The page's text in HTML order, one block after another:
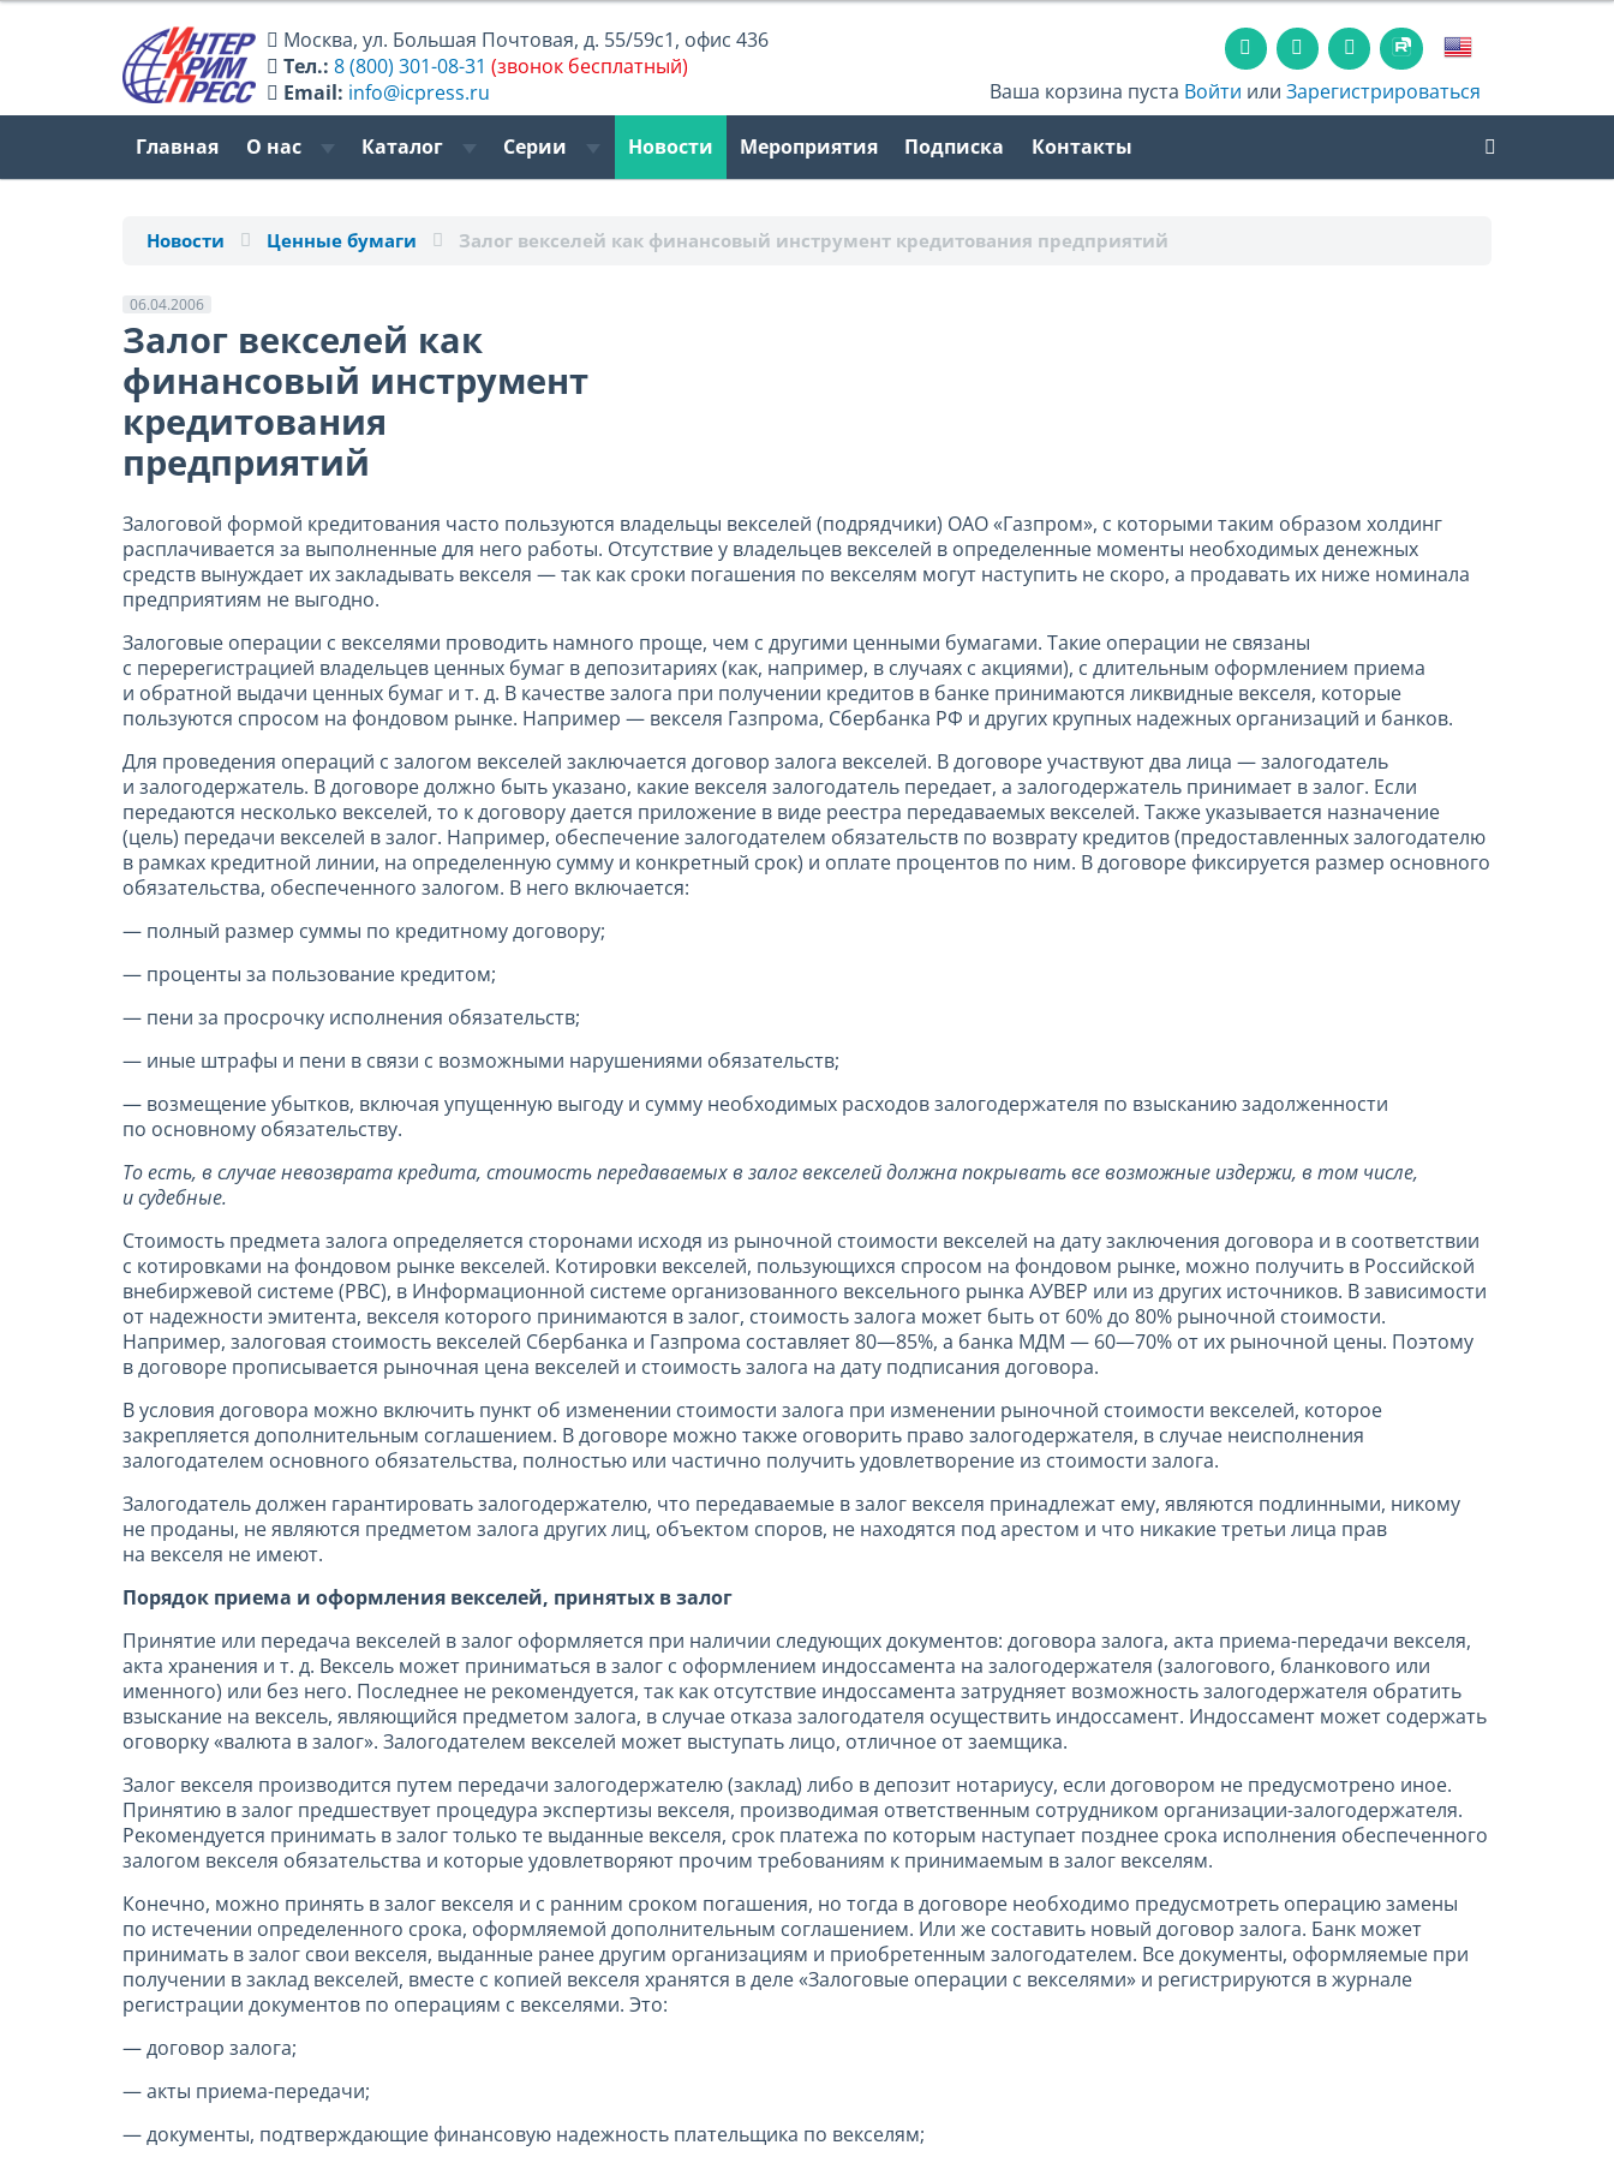
Москва,ул. Большая Почтовая, д. 55/59с1, офис 436
Тел.: 8 (800) 301-08-31 (звонок бесплатный)
Email: info@icpress.ru Ваша корзина пуста Войти илиЗарегистрироваться
Главная О нас Каталог Серии Новости Мероприятия Подписка Контакты
Новости Ценные бумаги Залог векселей как финансовый инструмент кредитования предприятий
06.04.2006
Залог векселей как
финансовый инструмент
кредитования
предприятий
Залоговой формой кредитования часто пользуются владельцы векселей (подрядчики) ОАО «Газпром», с которыми таким образом холдинг
расплачивается за выполненные для него работы. Отсутствие у владельцев векселей в определенные моменты необходимых денежных
средств вынуждает их закладывать векселя — так как сроки погашения по векселям могут наступить не скоро, а продавать их ниже номинала
предприятиям не выгодно.
Залоговые операции с векселями проводить намного проще, чем с другими ценными бумагами. Такие операции не связаны
с перерегистрацией владельцев ценных бумаг в депозитариях (как, например, в случаях с акциями), с длительным оформлением приема
и обратной выдачи ценных бумаг и т. д. В качестве залога при получении кредитов в банке принимаются ликвидные векселя, которые
пользуются спросом на фондовом рынке. Например — векселя Газпрома, Сбербанка РФ и других крупных надежных организаций и банков.
Для проведения операций с залогом векселей заключается договор залога векселей. В договоре участвуют два лица — залогодатель
и залогодержатель. В договоре должно быть указано, какие векселя залогодатель передает, а залогодержатель принимает в залог. Если
передаются несколько векселей, то к договору дается приложение в виде реестра передаваемых векселей. Также указывается назначение
(цель) передачи векселей в залог. Например, обеспечение залогодателем обязательств по возврату кредитов (предоставленных залогодателю
в рамках кредитной линии, на определенную сумму и конкретный срок) и оплате процентов по ним. В договоре фиксируется размер основного
обязательства, обеспеченного залогом. В него включается:
— полный размер суммы по кредитному договору;
— проценты за пользование кредитом;
— пени за просрочку исполнения обязательств;
— иные штрафы и пени в связи с возможными нарушениями обязательств;
— возмещение убытков, включая упущенную выгоду и сумму необходимых расходов залогодержателя по взысканию задолженности
по основному обязательству.
То есть, в случае невозврата кредита, стоимость передаваемых в залог векселей должна покрывать все возможные издержи, в том числе,
и судебные.
Стоимость предмета залога определяется сторонами исходя из рыночной стоимости векселей на дату заключения договора и в соответствии
с котировками на фондовом рынке векселей. Котировки векселей, пользующихся спросом на фондовом рынке, можно получить в Российской
внебиржевой системе (РВС), в Информационной системе организованного вексельного рынка АУВЕР или из других источников. В зависимости
от надежности эмитента, векселя которого принимаются в залог, стоимость залога может быть от 60% до 80% рыночной стоимости.
Например, залоговая стоимость векселей Сбербанка и Газпрома составляет 80—85%, а банка МДМ — 60—70% от их рыночной цены. Поэтому
в договоре прописывается рыночная цена векселей и стоимость залога на дату подписания договора.
В условия договора можно включить пункт об изменении стоимости залога при изменении рыночной стоимости векселей, которое
закрепляется дополнительным соглашением. В договоре можно также оговорить право залогодержателя, в случае неисполнения
залогодателем основного обязательства, полностью или частично получить удовлетворение из стоимости залога.
Залогодатель должен гарантировать залогодержателю, что передаваемые в залог векселя принадлежат ему, являются подлинными, никому
не проданы, не являются предметом залога других лиц, объектом споров, не находятся под арестом и что никакие третьи лица прав
на векселя не имеют.
Порядок приема и оформления векселей, принятых в залог
Принятие или передача векселей в залог оформляется при наличии следующих документов: договора залога, акта приема-передачи векселя,
акта хранения и т. д. Вексель может приниматься в залог с оформлением индоссамента на залогодержателя (залогового, бланкового или
именного) или без него. Последнее не рекомендуется, так как отсутствие индоссамента затрудняет возможность залогодержателя обратить
взыскание на вексель, являющийся предметом залога, в случае отказа залогодателя осуществить индоссамент. Индоссамент может содержать
оговорку «валюта в залог». Залогодателем векселей может выступать лицо, отличное от заемщика.
Залог векселя производится путем передачи залогодержателю (заклад) либо в депозит нотариусу, если договором не предусмотрено иное.
Принятию в залог предшествует процедура экспертизы векселя, производимая ответственным сотрудником организации-залогодержателя.
Рекомендуется принимать в залог только те выданные векселя, срок платежа по которым наступает позднее срока исполнения обеспеченного
залогом векселя обязательства и которые удовлетворяют прочим требованиям к принимаемым в залог векселям.
Конечно, можно принять в залог векселя и с ранним сроком погашения, но тогда в договоре необходимо предусмотреть операцию замены
по истечении определенного срока, оформляемой дополнительным соглашением. Или же составить новый договор залога. Банк может
принимать в залог свои векселя, выданные ранее другим организациям и приобретенным залогодателем. Все документы, оформляемые при
получении в заклад векселей, вместе с копией векселя хранятся в деле «Залоговые операции с векселями» и регистрируются в журнале
регистрации документов по операциям с векселями. Это:
— договор залога;
— акты приема-передачи;
— документы, подтверждающие финансовую надежность плательщика по векселям;